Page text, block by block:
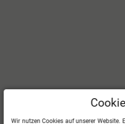
Wir nutzen Cookies auf unserer Website.